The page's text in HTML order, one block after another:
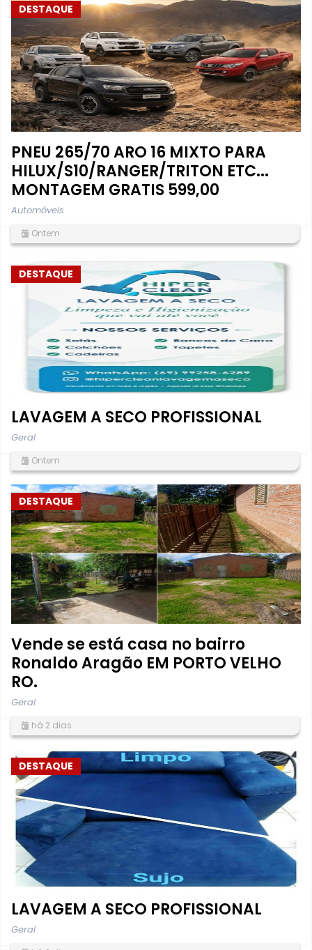
DESTAQUE
PNEU 265/70 ARO 16 MIXTO PARA
HILUX/S10/RANGER/TRITON ETC...
MONTAGEM GRATIS 599,00
Automóveis
Ontem
DESTAQUE
LAVAGEM A SECO PROFISSIONAL
Geral
Ontem
DESTAQUE
Vende se está casa no bairro
Ronaldo Aragão EM PORTO VELHO
RO.
Geral
há 2 dias
DESTAQUE
LAVAGEM A SECO PROFISSIONAL
Geral